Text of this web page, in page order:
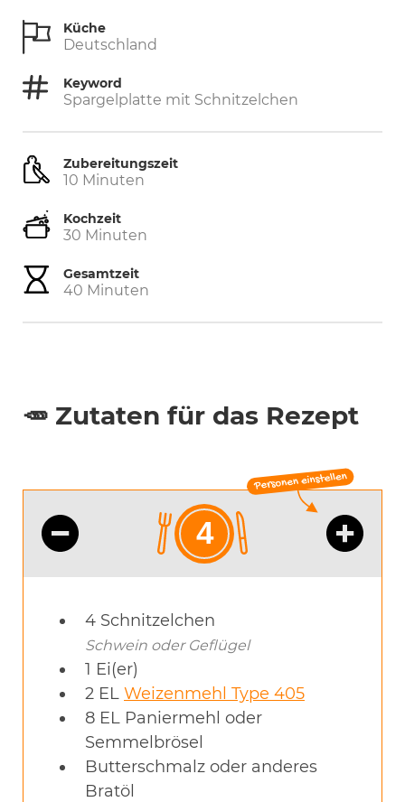
Küche
Deutschland
Keyword
Spargelplatte mit Schnitzelchen
Zubereitungszeit
10 Minuten
Minuten
Kochzeit
30 Minuten
Minuten
Gesamtzeit
40 Minuten
Minuten
🥕 Zutaten für das Rezept
4 Schnitzelchen
Schwein oder Geflügel
1 Ei(er)
2 EL Weizenmehl Type 405
8 EL Paniermehl oder
Semmelbrösel
Butterschmalz oder anderes
Bratöl